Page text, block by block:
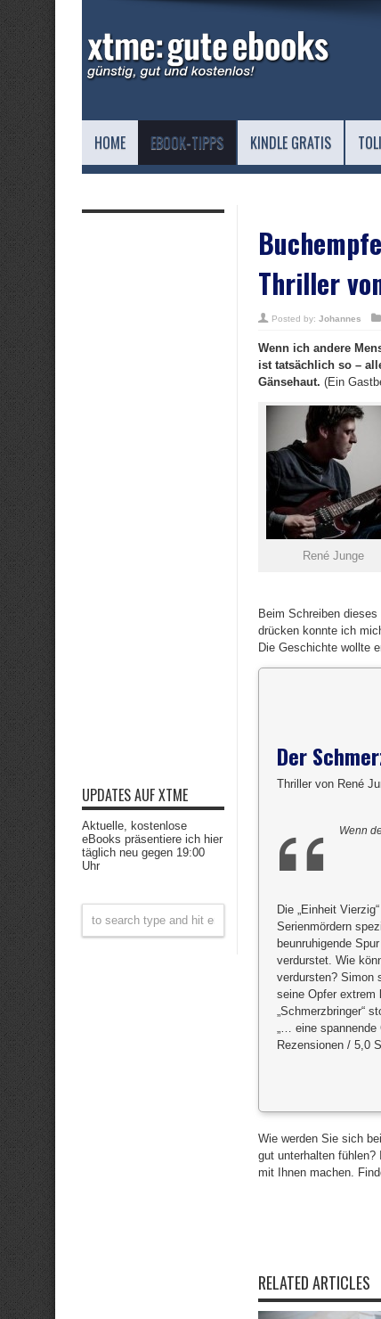
HOME EBOOK-TIPPS KINDLE GRATIS
Thriller
Posted by: Johannes
Wenn ich andere
ist tatsächlich so –
Gänsehaut. (Ein
René Junge
Beim Schreiben
drücken konnte ich
Die Geschichte wollte
Der
Thriller von René
Wenn
Die „Einheit
Serienmördern
beunruhigende
verdurstet. Wie
verdursten? Simon
seine Opfer extrem
„Schmerzbringer“
„… eine spannende
Rezensionen / 5,0
Wie werden Sie sich
gut unterhalten
mit Ihnen machen.
RELATED ARTICLES
UPDATES AUF XTME
Aktuelle, kostenlose
eBooks präsentiere ich hier
täglich neu gegen 19:00
Uhr